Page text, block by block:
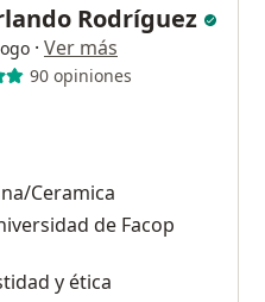
Rodríguez
· Ver más
90 opiniones
Ceramica
de Facop
y ética